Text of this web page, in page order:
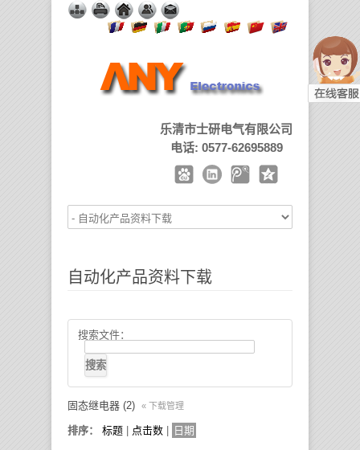
乐清市士研电气有限公司
电话: 0577-62695889
自动化产品资料下载
搜索文件：
固态继电器 (2) « 下载管理
排序： 标题 点击数 日期